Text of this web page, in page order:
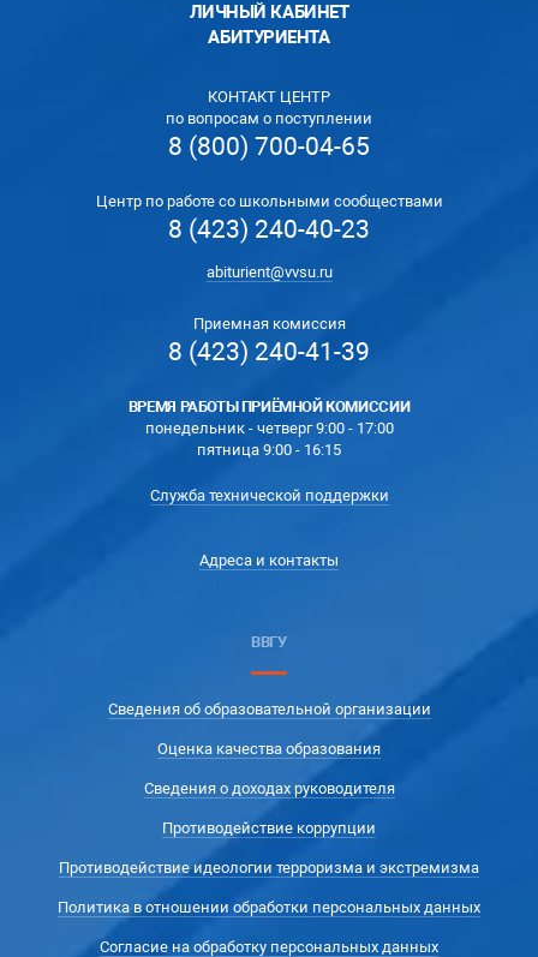
ЛИЧНЫЙ КАБИНЕТ
АБИТУРИЕНТА
КОНТАКТ ЦЕНТР
по вопросам о поступлении
8 (800) 700-04-65
Центр по работе со школьными сообществами
8 (423) 240-40-23
abiturient@vvsu.ru
Приемная комиссия
8 (423) 240-41-39
ВРЕМЯ РАБОТЫ ПРИЁМНОЙ КОМИССИИ
понедельник - четверг 9:00 - 17:00
пятница 9:00 - 16:15
Служба технической поддержки
Адреса и контакты
ВВГУ
Сведения об образовательной организации
Оценка качества образования
Сведения о доходах руководителя
Противодействие коррупции
Противодействие идеологии терроризма и экстремизма
Политика в отношении обработки персональных данных
Согласие на обработку персональных данных